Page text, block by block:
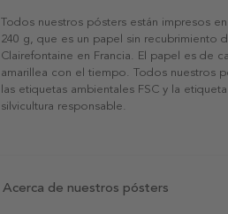
Todos nuestros pósters están impresos
240 g, que es un papel sin recubrimiento
Clairefontaine en Francia. El papel es de
amarillea con el tiempo. Todos nuestros
las etiquetas ambientales FSC y la
silvicultura responsable.
Acerca de nuestros pósters